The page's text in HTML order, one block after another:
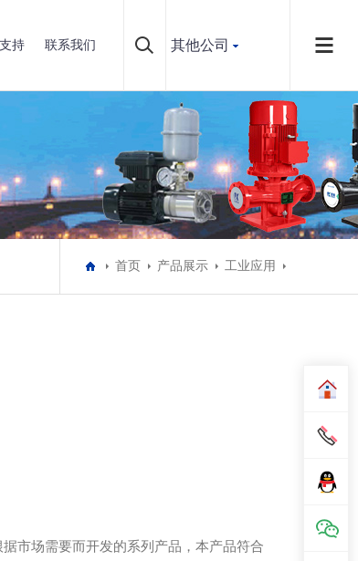
持 联系我们 其他公司
首页 产品展示 工业应用
市场需要而开发的系列产品，本产品符合